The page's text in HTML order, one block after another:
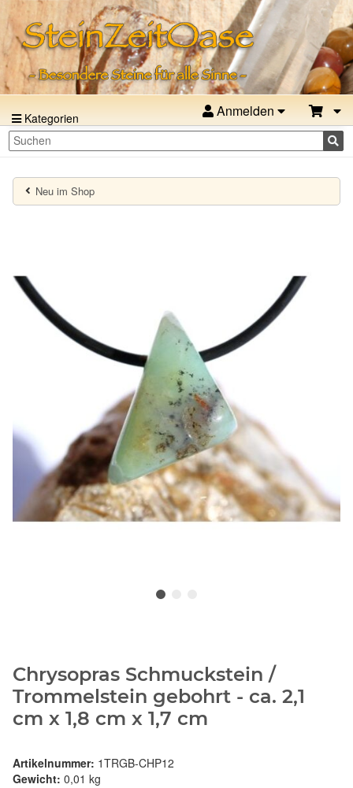
Kategorien Anmelden
Neu im Shop
Chrysopras Schmuckstein /
Trommelstein gebohrt - ca. 2,1
cm x 1,8 cm x 1,7 cm
Artikelnummer: 1TRGB-CHP12
Gewicht: 0,01 kg